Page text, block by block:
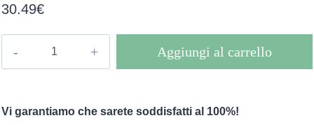
30.49€
Aggiungi al carrello
Vi garantiamo che sarete soddisfatti al 100%!